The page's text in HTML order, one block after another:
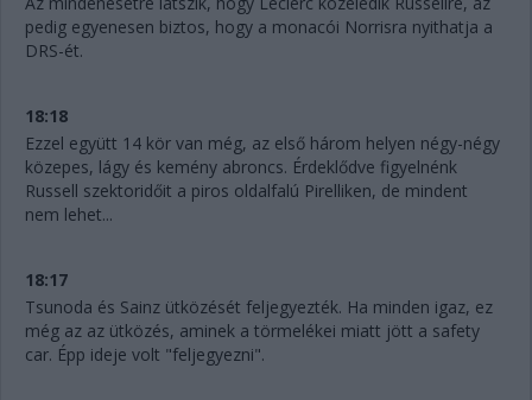
pedig egyenesen biztos, hogy a monacói Norrisra nyithatja a
DRS-ét.
18:18
Ezzel együtt 14 kör van még, az első három helyen négy-négy
közepes, lágy és kemény abroncs. Érdeklődve figyelnénk
Russell szektoridőit a piros oldalfalú Pirelliken, de mindent
nem lehet...
18:17
Tsunoda és Sainz ütközését feljegyezték. Ha minden igaz, ez
még az az ütközés, aminek a törmelékei miatt jött a safety
car. Épp ideje volt "feljegyezni".